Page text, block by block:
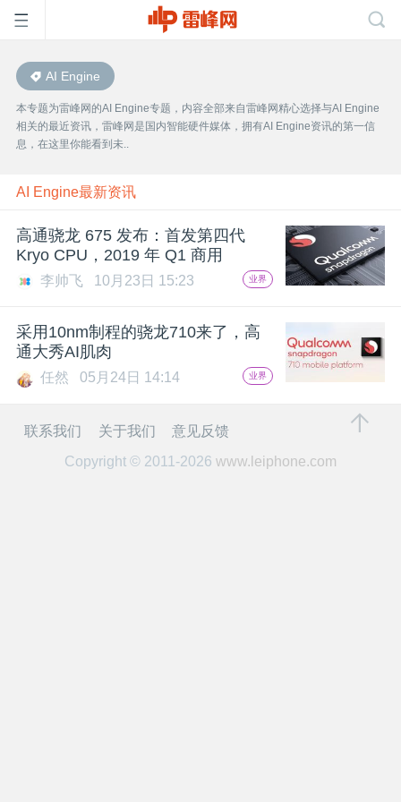
首
页
雷
峰
公
课
AI Engine
本专题为雷峰网的AI Engine专题，内容全部来自雷峰网精心选择与AI Engine
相关的最近资讯，雷峰网是国内智能硬件媒体，拥有AI Engine资讯的第一信
息，在这里你能看到未..
AI Engine最新资讯
高通骁龙 675 发布：首发第四代
Kryo CPU，2019 年 Q1 商用
李帅飞 10月23日 15:23 业界
采用10nm制程的骁龙710来了，高
通大秀AI肌肉
任然 05月24日 14:14 业界
联系我们 关于我们
意见反馈
Copyright © 2011-2026 www.leiphone.com